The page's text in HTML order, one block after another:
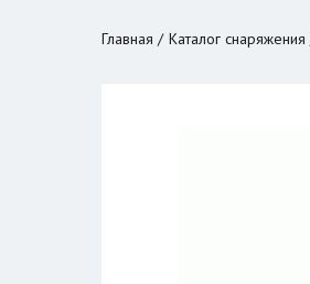
Главная Каталог снаряжения